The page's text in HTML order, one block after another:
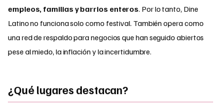
empleos, familias y barrios enteros. Por lo tanto, Dine
Latino no funciona solo como festival. También opera como
una red de respaldo para negocios que han seguido abiertos
pese al miedo, la inflación y la incertidumbre.
¿Qué lugares destacan?